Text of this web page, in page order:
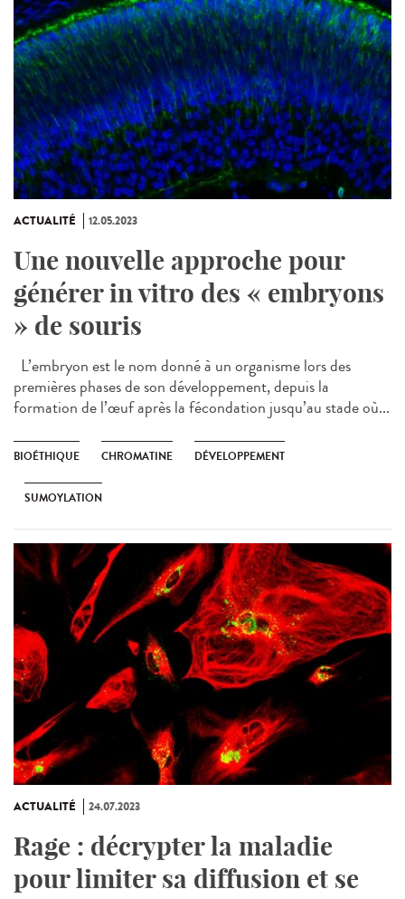
ACTUALITÉ 12.05.2023
Une nouvelle approche pour
générer in vitro des « embryons
» de souris
L’embryon est le nom donné à un organisme lors des
premières phases de son développement, depuis la
formation de l’œuf après la fécondation jusqu’au stade où...
BIOÉTHIQUE CHROMATINE DÉVELOPPEMENT
SUMOYLATION
ACTUALITÉ 24.07.2023
Rage : décrypter la maladie
pour limiter sa diffusion et se